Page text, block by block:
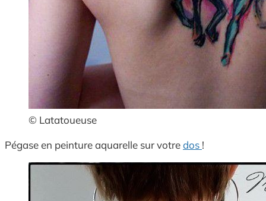
© Latatoueuse
Pégase en peinture aquarelle sur votredos !